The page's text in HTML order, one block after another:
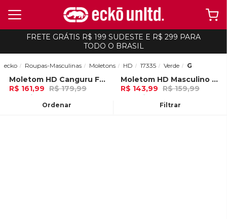
FRETE GRÁTIS R$ 199 SUDESTE E R$ 299 PARA
TODO O BRASIL
Ordenar Filtrar
ecko Roupas-Masculinas Moletons HD 17335 Verde G
-10%Moletom HD Canguru Fechado Verde Floresta
R$ 161,99 R$ 179,99
5x de R$ 32,39 Ou
-10%Moletom HD Masculino Fashion Basic II Verde Oliva Mescla
R$ 143,99 R$ 159,99
4x de R$ 35,99 Ou